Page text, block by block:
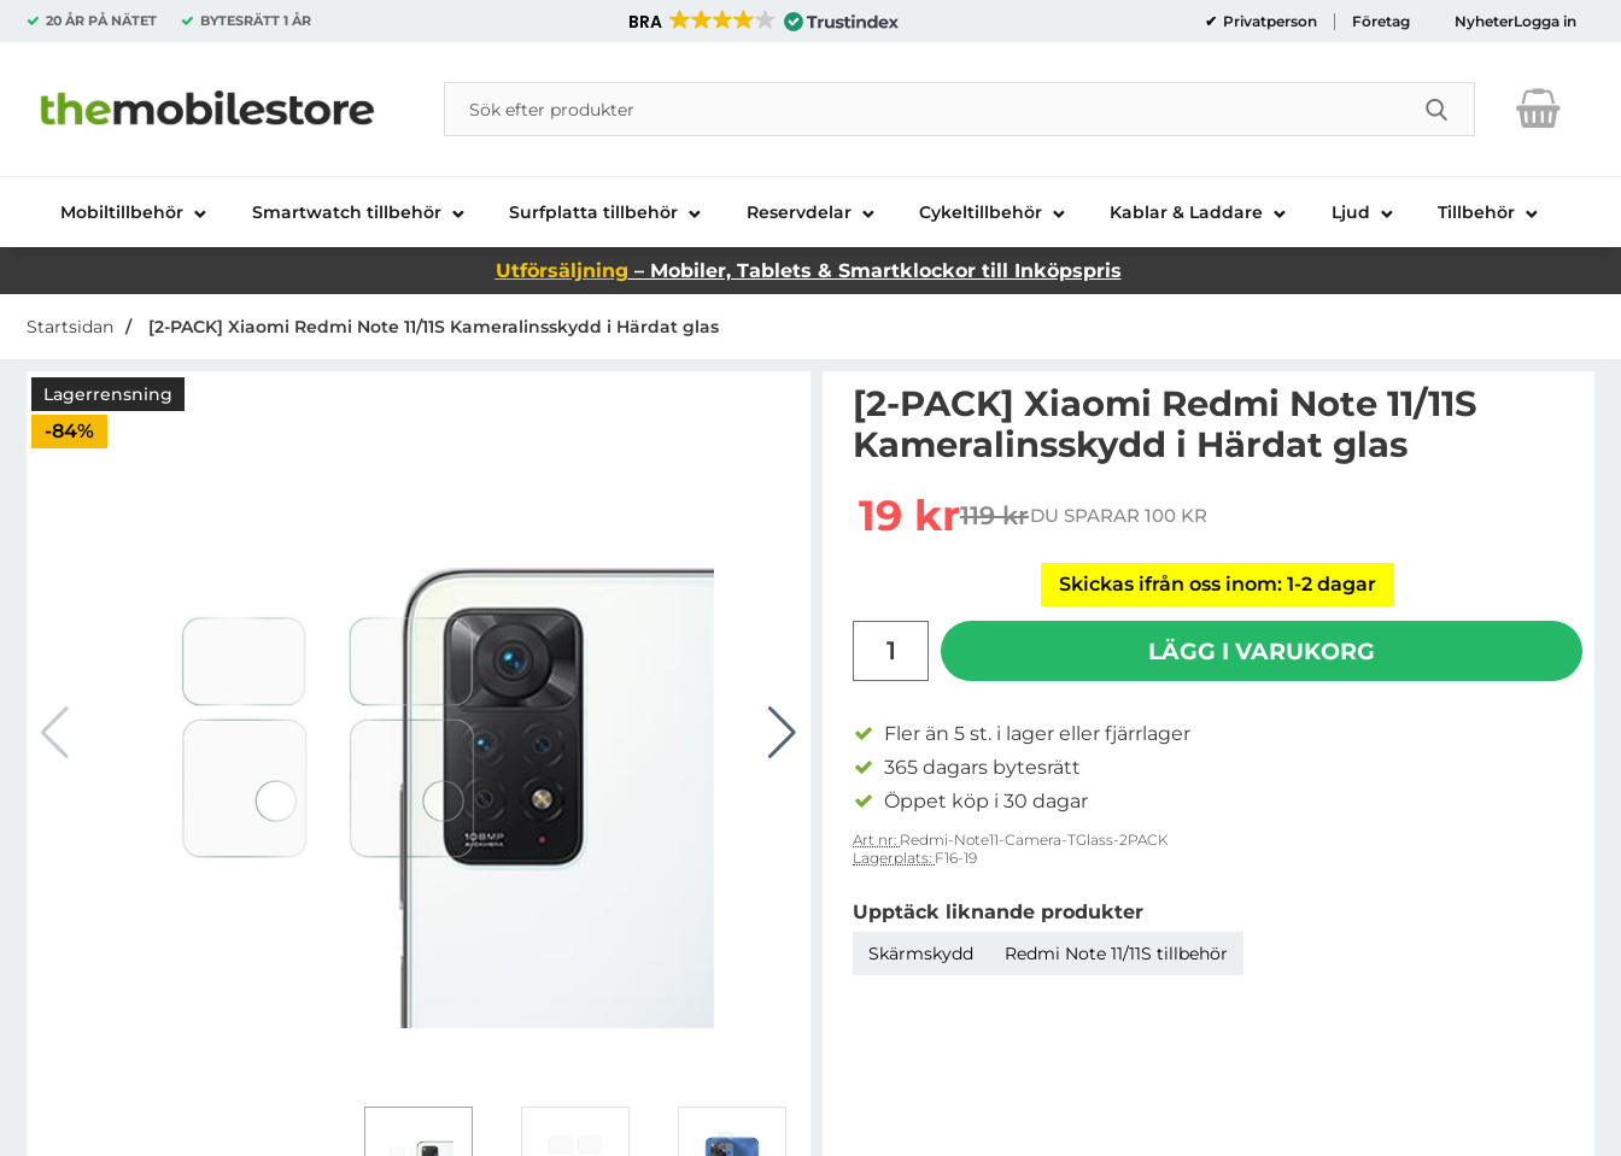
20 ÅR PÅ NÄTET BYTESRÄTT 1 ÅR BRA Privatperson Företag NyheterLogga in
Startsidan för Danira Telecom AB
Sök
Sök på Danira Telecom AB
Genomför
Mobiltillbehör Smartwatch tillbehör Surfplatta tillbehör Reservdelar Cykeltillbehör Kablar & Laddare Ljud Tillbehör
Utförsäljning – Mobiler, Tablets & Smartklockor till Inköpspris
Startsidan [2-PACK] Xiaomi Redmi Note 11/11S Kameralinsskydd i Härdat glas
Lagerrensning
Priset är nedsatt med
-84%
[2-PACK] Xiaomi Redmi Note 11/11S
Kameralinsskydd i Härdat glas
rea pris
19 krtidigare pris
119 krDU SPARAR 100 KR
Skickas ifrån oss inom: 1-2 dagar
LÄGG I VARUKORG
Fler än 5 st. i lager eller fjärrlager
365 dagars bytesrätt
Öppet köp i 30 dagar
Art nr: Redmi-Note11-Camera-TGlass-2PACK
Lagerplats: F16-19
Upptäck liknande produkter
Skärmskydd Redmi Note 11/11S tillbehör